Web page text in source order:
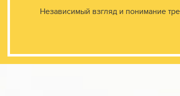
Независимый взгляд и понимание